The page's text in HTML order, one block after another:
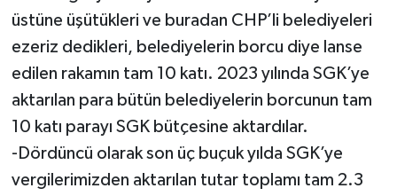
üstüne üşütükleri ve buradan CHP’li belediyeleri
ezeriz dedikleri, belediyelerin borcu diye lanse
edilen rakamın tam 10 katı. 2023 yılında SGK’ye
aktarılan para bütün belediyelerin borcunun tam
10 katı parayı SGK bütçesine aktardılar.
-Dördüncü olarak son üç buçuk yılda SGK’ye
vergilerimizden aktarılan tutar toplamı tam 2.3